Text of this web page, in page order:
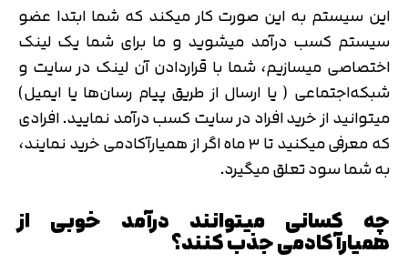
این سیستم به این صورت کار میکند که شما ابتدا عضو
سیستم کسب درآمد میشوید و ما برای شما یک لینک
اختصاصی میسازیم، شما با قراردادن آن لینک در سایت و
شبکه‌اجتماعی ( یا ارسال از طریق پیام رسان‌ها یا ایمیل)
میتوانید از خرید افراد در سایت کسب درآمد نمایید. افرادی
که معرفی میکنید تا ۳ ماه اگر از همیارآکادمی خرید نمایند،
به شما سود تعلق میگیرد.
چه کسانی میتوانند درآمد خوبی از
همیارآکادمی جذب کنند؟